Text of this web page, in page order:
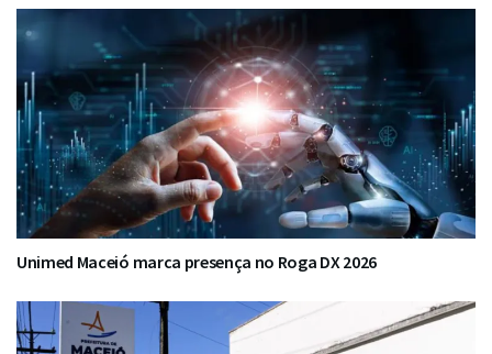
Unimed Maceió marca presença no Roga DX 2026